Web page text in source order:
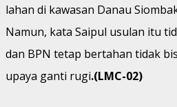
lahan di kawasan Danau
Namun, kata Saipul usulan itu
dan BPN tetap bertahan tidak
upaya ganti rugi.(LMC-02)